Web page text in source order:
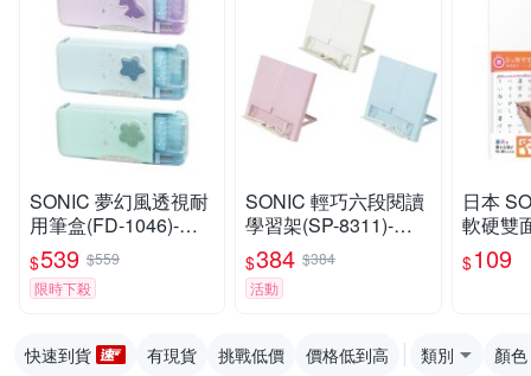
SONIC 夢幻風透視耐
用筆盒(FD-1046)-蝴
蝶紫/星空藍/花草綠
$539 $559
限時下殺
SONIC 輕巧六段閱讀
學習架(SP-8311)-白/
粉藍/粉紅
$384 $384
活動
日本
軟硬雙
明素
文具
$109
快速到貨 有現貨 挑戰低價 價格低到高 類別 顏色